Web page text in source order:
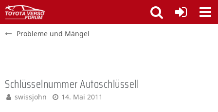
Probleme und Mängel
Schlüsselnummer Autoschlüssell
swissjohn 14. Mai 2011